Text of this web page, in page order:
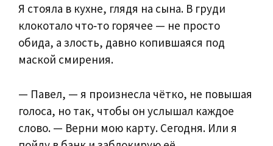
Я стояла в кухне, глядя на сына. В груди
клокотало что‑то горячее — не просто
обида, а злость, давно копившаяся под
маской смирения.
— Павел, — я произнесла чётко, не повышая
голоса, но так, чтобы он услышал каждое
слово. — Верни мою карту. Сегодня. Или я